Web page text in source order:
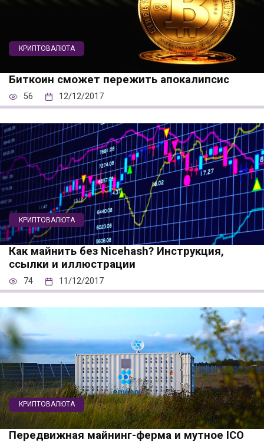
КРИПТОВАЛЮТА
Биткоин сможет пережить апокалипсис
56 12/12/2017
КРИПТОВАЛЮТА
Как майнить без Nicehash? Инструкция,
ссылки и иллюстрации
74 11/12/2017
КРИПТОВАЛЮТА
Передвижная майнинг-ферма и мутное ICO